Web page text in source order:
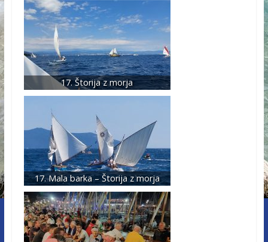
17. Štorija z morja
17. Mala barka – Štorija z morja